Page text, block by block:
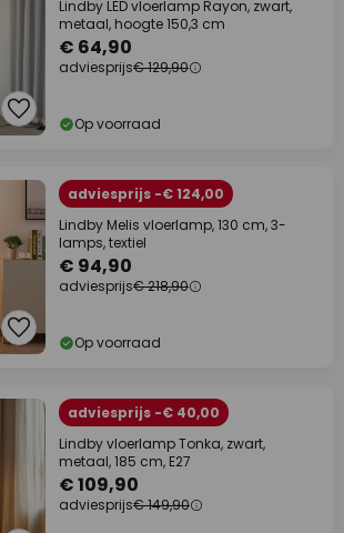
Lindby LED vloerlamp Rayon, zwart,
metaal, hoogte 150,3 cm
€ 64,90
adviesprijs€ 129,90
Op voorraad
adviesprijs -€ 124,00
Lindby Melis vloerlamp, 130 cm, 3-
lamps, textiel
€ 94,90
adviesprijs€ 218,90
Op voorraad
adviesprijs -€ 40,00
Lindby vloerlamp Tonka, zwart,
metaal, 185 cm, E27
€ 109,90
adviesprijs€ 149,90